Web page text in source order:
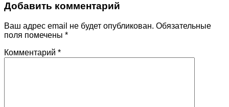
Добавить комментарий
Ваш адрес email не будет опубликован. Обязательные
поля помечены *
Комментарий *